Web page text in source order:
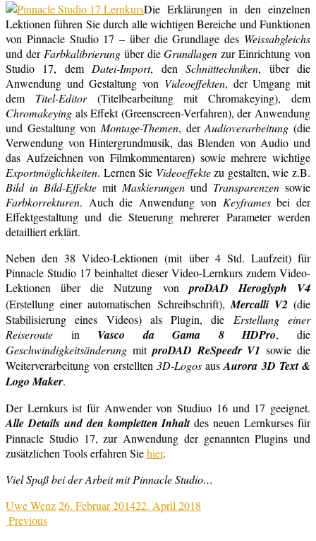
Die Erklärungen in den einzelnen
Lektionen führen Sie durch alle wichtigen Bereiche und Funktionen
von Pinnacle Studio 17 – über die Grundlage des Weissabgleichs
und der Farbkalibrierungüber dieGrundlagen zur Einrichtung von
Studio 17, dem Datei-Import, denSchnitttechniken, über die
Anwendung und Gestaltung von Videoeffekten, der Umgang mit
dem Titel-Editor(Titelbearbeitung mit Chromakeying), dem
Chromakeying als Effekt (Greenscreen-Verfahren), der Anwendung
und Gestaltung von Montage-Themen, derAudioverarbeitung (die
Verwendung von Hintergrundmusik, das Blenden von Audio und
das Aufzeichnen von Filmkommentaren) sowie mehrere wichtige
Exportmöglichkeiten. Lernen Sie Videoeffektezu gestalten, wie z.B.
Bild in Bild-Effekte mit Maskierungen und Transparenzen sowie
Farbkorrekturen. Auch die Anwendung von Keyframesbei der
Effektgestaltung und die Steuerung mehrerer Parameter werden
detailliert erklärt.
Neben den 38 Video-Lektionen (mit über 4 Std. Laufzeit) für
Pinnacle Studio 17 beinhaltet dieser Video-Lernkurs zudem Video-
Lektionen über die Nutzung von proDAD Heroglyph V4
(Erstellung einer automatischen Schreibschrift), Mercalli V2 (die
Stabilisierung eines Videos) als Plugin, die Erstellung einer
Reiseroute in Vasco da Gama 8 HDPro, die
Geschwindigkeitsänderung mit proDAD ReSpeedr V1 sowie die
Weiterverarbeitung von erstellten 3D-LogosausAurora 3D Text &
Logo Maker.
Der Lernkurs ist für Anwender von Studiuo 16 und 17 geeignet.
Alle Details und den kompletten Inhaltdes neuen Lernkurses für
Pinnacle Studio 17, zur Anwendung der genannten Plugins und
zusätzlichen Tools erfahren Siehier.
Viel Spaß bei der Arbeit mit Pinnacle Studio…
Uwe Wenz26. Februar 201422. April 2018
Previous